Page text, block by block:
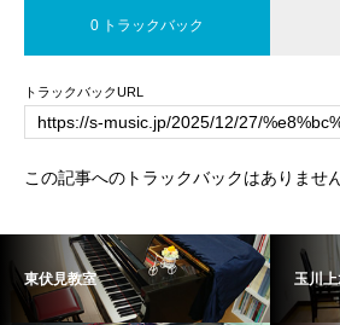
0 トラックバック
トラックバックURL
この記事へのトラックバックはありません
東伏見教室 玉川